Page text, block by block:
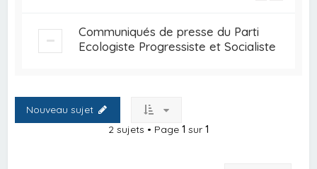
Communiqués de presse du Parti
Ecologiste Progressiste et Socialiste
Nouveau sujet
2 sujets • Page 1 sur 1